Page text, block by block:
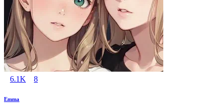
6.1K 8
Emma